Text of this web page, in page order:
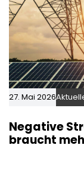
27. Mai 2026
Negative
braucht